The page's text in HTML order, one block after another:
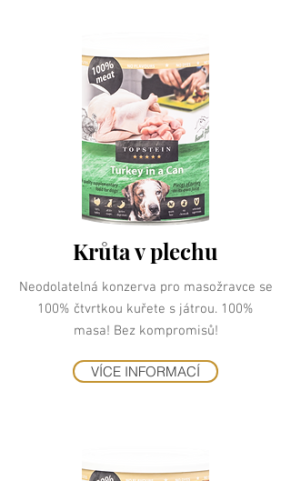
Krůta v plechu
Neodolatelná konzerva pro masožravce se
100% čtvrtkou kuřete s játrou. 100%
masa! Bez kompromisů!
VÍCE INFORMACÍ